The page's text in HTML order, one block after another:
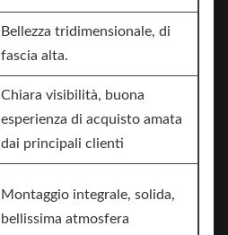
Bellezza tridimensionale, di
fascia alta.
Chiara visibilità, buona
esperienza di acquisto amata
dai principali clienti
Montaggio integrale, solida,
bellissima atmosfera